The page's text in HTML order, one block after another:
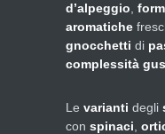
d’alpeggio
aromatiche
gnocchetti di
complessità
Le varianti degli
con spinaci